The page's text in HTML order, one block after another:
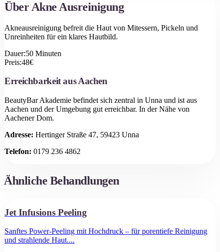
ÜberAkne Ausreinigung
Akneausreinigung befreit die Haut von Mitessern, Pickeln und
Unreinheiten für ein klares Hautbild.
Dauer:50 Minuten
Preis:48€
Erreichbarkeit ausAachen
BeautyBar Akademie befindet sich zentral in Unna und ist aus
Aachen und der Umgebung gut erreichbar. In der Nähe von
Aachener Dom.
Adresse: Hertinger Straße 47, 59423 Unna
Telefon: 0179 236 4862
Ähnliche Behandlungen
Jet Infusions Peeling
Sanftes Power-Peeling mit Hochdruck – für porentiefe Reinigung
und strahlende Haut....